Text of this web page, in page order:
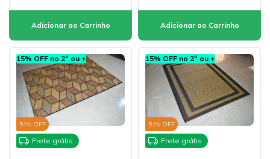
15% OFF no 2º ou +
51% OFF
Frete grátis
15% OFF no 2º ou +
51% OFF
Frete grátis